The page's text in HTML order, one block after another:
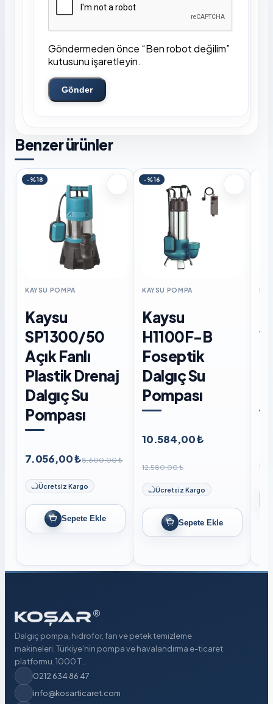
Göndermeden önce “Ben robot değilim”
kutusunu işaretleyin.
Gönder
Benzer ürünler
-%18
KAYSU POMPA
Kaysu
SP1300/50
Açık Fanlı
Plastik Drenaj
Dalgıç Su
Pompası
7.056,00 ₺8.600,00 ₺
Ücretsiz Kargo
Sepete Ekle
-%16
KAYSU POMPA
Kaysu
H1100F-B
Foseptik
Dalgıç Su
Pompası
10.584,00 ₺
12.580,00 ₺
Ücretsiz Kargo
Sepete Ekle
Dalgıç pompa, hidrofor, fan ve petek temizleme
makineleri. Türkiye'nin pompa ve havalandırma e-ticaret
platformu. 1000 T...
0212 634 86 47
info@kosarticaret.com